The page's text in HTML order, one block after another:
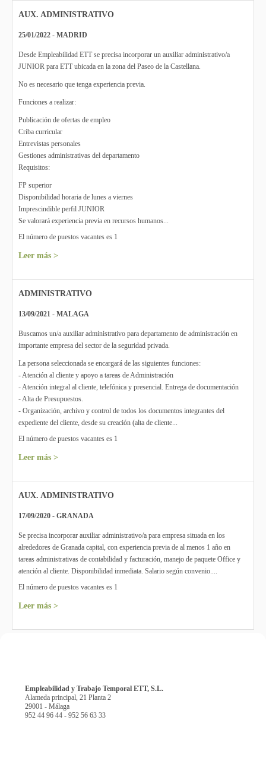
AUX. ADMINISTRATIVO
25/01/2022 - MADRID
Desde Empleabilidad ETT se precisa incorporar un auxiliar administrativo/a
JUNIOR para ETT ubicada en la zona del Paseo de la Castellana.
No es necesario que tenga experiencia previa.
Funciones a realizar:
Publicación de ofertas de empleo
Criba curricular
Entrevistas personales
Gestiones administrativas del departamento
Requisitos:
FP superior
Disponibilidad horaria de lunes a viernes
Imprescindible perfil JUNIOR
Se valorará experiencia previa en recursos humanos...
El número de puestos vacantes es 1
Leer más >
ADMINISTRATIVO
13/09/2021 - MALAGA
Buscamos un/a auxiliar administrativo para departamento de administración en
importante empresa del sector de la seguridad privada.
La persona seleccionada se encargará de las siguientes funciones:
- Atención al cliente y apoyo a tareas de Administración
- Atención integral al cliente, telefónica y presencial. Entrega de documentación
- Alta de Presupuestos.
- Organización, archivo y control de todos los documentos integrantes del
expediente del cliente, desde su creación (alta de cliente...
El número de puestos vacantes es 1
Leer más >
AUX. ADMINISTRATIVO
17/09/2020 - GRANADA
Se precisa incorporar auxiliar administrativo/a para empresa situada en los
alrededores de Granada capital, con experiencia previa de al menos 1 año en
tareas administrativas de contabilidad y facturación, manejo de paquete Office y
atención al cliente. Disponibilidad inmediata. Salario según convenio....
El número de puestos vacantes es 1
Leer más >
Empleabilidad y Trabajo Temporal ETT, S.L.
Alameda principal, 21 Planta 2
29001 - Málaga
952 44 96 44 - 952 56 63 33